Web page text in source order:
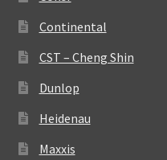
Continental
CST – Cheng Shin
Dunlop
Heidenau
Maxxis